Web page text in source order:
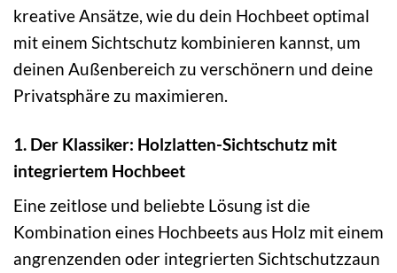
kreative Ansätze, wie du dein Hochbeet optimal
mit einem Sichtschutz kombinieren kannst, um
deinen Außenbereich zu verschönern und deine
Privatsphäre zu maximieren.
1. Der Klassiker: Holzlatten-Sichtschutz mit
integriertem Hochbeet
Eine zeitlose und beliebte Lösung ist die
Kombination eines Hochbeets aus Holz mit einem
angrenzenden oder integrierten Sichtschutzzaun